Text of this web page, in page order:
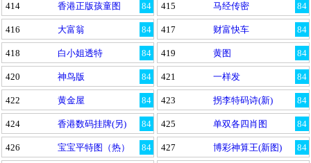
84
414 香港正版孩童图 84
415 马经传密
84
416 大富翁 84
417 财富快车
84
418 白小姐透特 84
419 黄图
84
420 神鸟版 84
421 一样发
84
422 黄金屋 84
423 拐李特码诗(新)
84
424 香港数码挂牌(另) 84
425 单双各四肖图
84
426 宝宝平特图（热） 84
427 博彩神算王(新图)